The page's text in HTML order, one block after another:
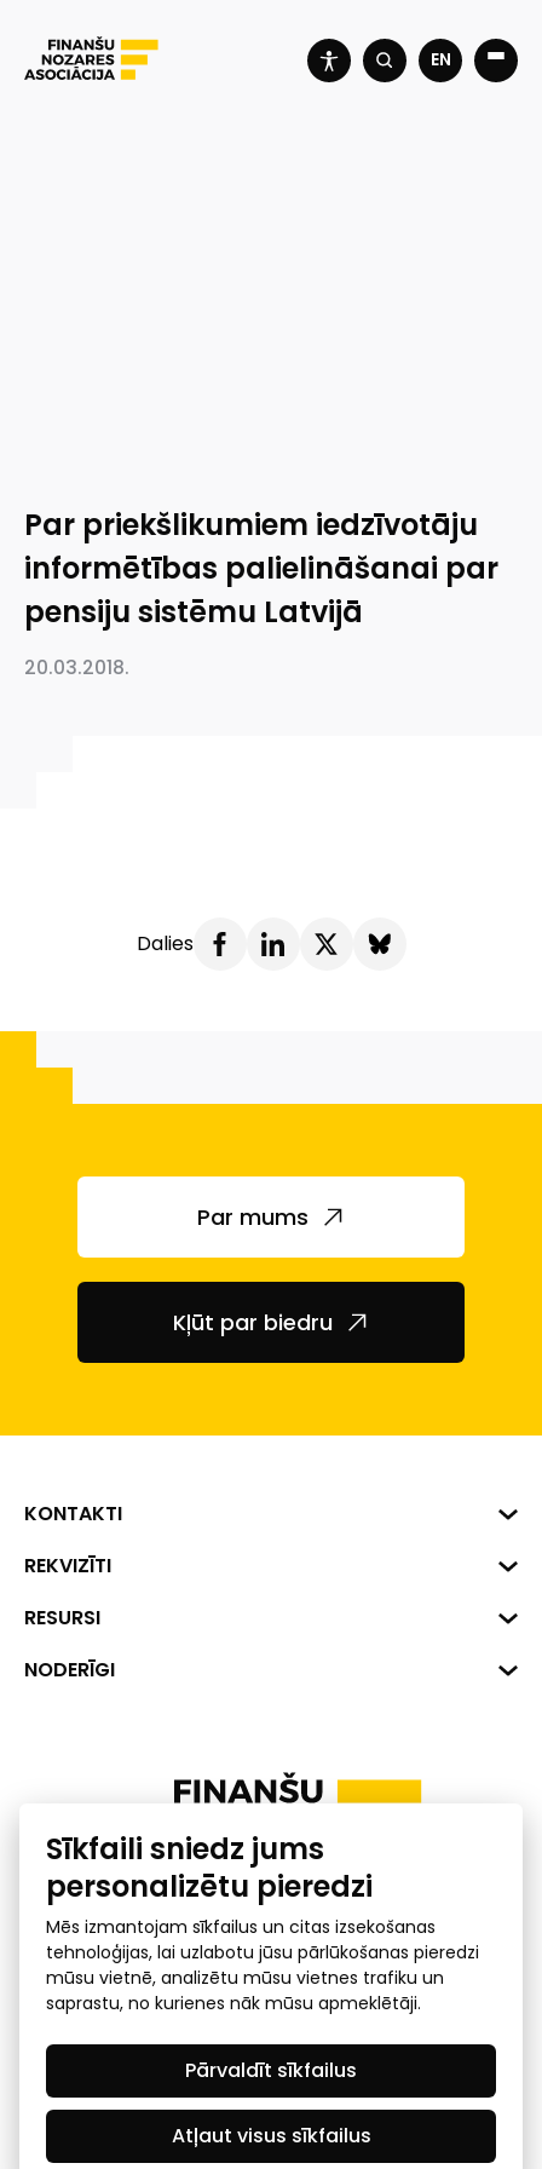
EN
Par priekšlikumiem iedzīvotāju
informētības palielināšanai par
pensiju sistēmu Latvijā
20.03.2018.
Dalies
Par mums
Kļūt par biedru
KONTAKTI
Biznesa centrs "VERDE" Roberta
1045
+371 287 18175
REKVIZĪTI
Reģ. Nr. 40008002175
Banka: SEB Banka
RESURSI
Dati
Uzņēmumu kredītspējas kalkulators
NODERĪGI
Ombuds
Privātuma politika
GDPR subjekta piekļuves
pieprasījums
© 2026 Latvijas Finanšu nozares asociācija - visas tiesības
rezervētas
Sīkfaili sniedz jums
personalizētu pieredzi
Mēs izmantojam sīkfailus un citas izsekošanas
tehnoloģijas, lai uzlabotu jūsu pārlūkošanas pieredzi
mūsu vietnē, analizētu mūsu vietnes trafiku un
saprastu, no kurienes nāk mūsu apmeklētāji.
Atļaut visus sīkfailus
Pārvaldīt sīkfailus